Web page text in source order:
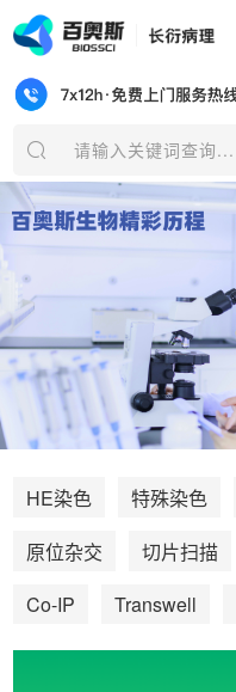
请输入关键词查询...
HE染色 特殊染色
原位杂交
切片扫描
Co-IP
Transwell